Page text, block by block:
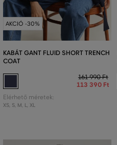
AKCIÓ -30%
KABÁT GANT FLUID SHORT TRENCH
COAT
161 990 Ft
113 390 Ft
Elérhető méretek:
XS, S, M, L, XL